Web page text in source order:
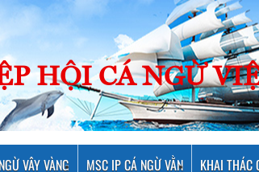
HỘI CÁ NGỪ
VÂY VÀNG MSC IP CÁ NGỪ VẰN KHAI THÁC